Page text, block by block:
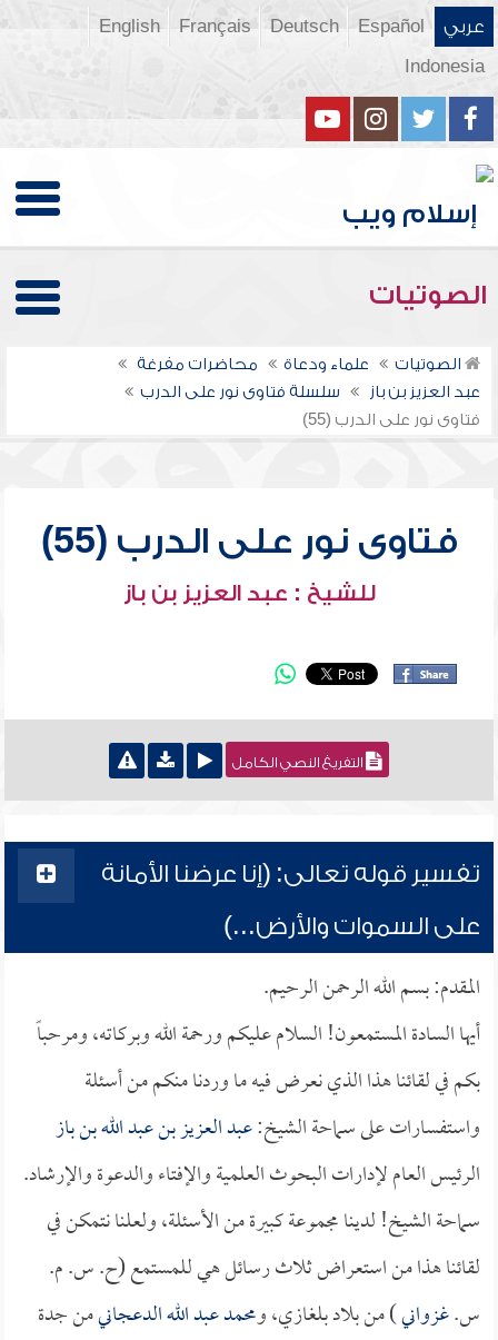
عربي Español
Deutsch
Français
English
Indonesia
الصوتيات
الصوتيات علماء ودعاة
محاضرات مفرغة
عبد العزيز بن باز
سلسلة فتاوى نور على الدرب
فتاوى نور على الدرب (55)
فتاوى نور على الدرب (55)
للشيخ : عبد العزيز بن باز
التفريغ النصي الكامل
تفسير قوله تعالى: (إنا عرضنا الأمانة
على السموات والأرض...)
المقدم: بسم الله الرحمن الرحيم.
أيها السادة المستمعون! السلام عليكم ورحمة الله وبركاته، ومرحباً
بكم في لقائنا هذا الذي نعرض فيه ما وردنا منكم من أسئلة
واستفسارات على سماحة الشيخ:عبد العزيز بن عبد الله بن باز
الرئيس العام لإدارات البحوث العلمية والإفتاء والدعوة والإرشاد.
سماحة الشيخ! لدينا مجموعة كبيرة من الأسئلة، ولعلنا نتمكن في
لقائنا هذا من استعراض ثلاث رسائل هي للمستمع (ح. س. م.
س.غزواني) من بلاد بلغازي، ومحمد عبد الله الدعجانيمن جدة